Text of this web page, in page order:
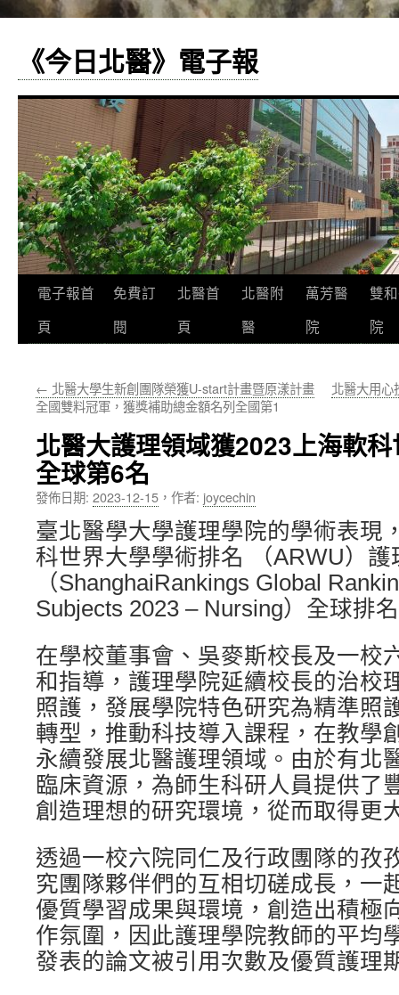
《今日北醫》電子報
跳
至
要
容
電子報首
頁
免費訂
閱
北醫首
頁
北醫附
醫
萬芳醫
院
雙
院
← 北醫大學生新創團隊榮獲U-start計畫暨原漾計畫
全國雙料冠軍，獲獎補助總金額名列全國第1
北醫大用心
北醫大護理領域獲2023上海軟
全球第6名
發佈日期: 2023-12-15 ， 作者: joycechin
臺北醫學大學護理學院的學術表現
科世界大學學術排名 （ARWU）護
（ShanghaiRankings Global
Subjects 2023 – Nursing）全球排
在學校董事會、吳麥斯校長及一校
和指導，護理學院延續校長的治校
照護，發展學院特色研究為精準照
轉型，推動科技導入課程，在教學
永續發展北醫護理領域。由於有北
臨床資源，為師生科研人員提供了
創造理想的研究環境，從而取得更
透過一校六院同仁及行政團隊的孜
究團隊夥伴們的互相切磋成長，一
優質學習成果與環境，創造出積極
作氛圍，因此護理學院教師的平均
發表的論文被引用次數及優質護理